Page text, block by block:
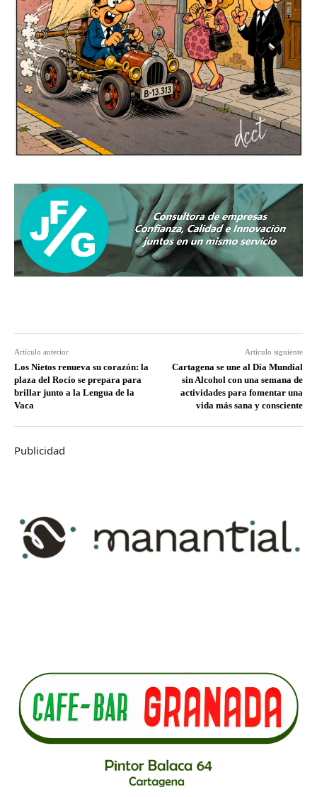
Artículo anterior
Los Nietos renueva su corazón: la
plaza del Rocío se prepara para
brillar junto a la Lengua de la
Vaca
Artículo siguiente
Cartagena se une al Día Mundial
sin Alcohol con una semana de
actividades para fomentar una
vida más sana y consciente
Publicidad